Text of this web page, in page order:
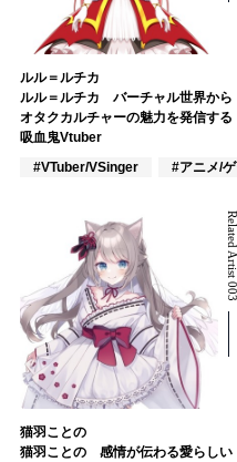
ルル＝ルチカ
ルル＝ルチカ バーチャル世界から
オタクカルチャーの魅力を発信する
吸血鬼Vtuber
#VTuber/VSinger
#アニメ/ゲ
Related Artist 003
猫羽ことの
猫羽ことの 感情が伝わる愛らしい